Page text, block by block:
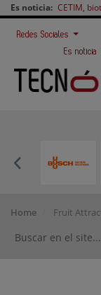
Es noticia: CETIM,
Redes Sociales
Es noticia
Home Fruit